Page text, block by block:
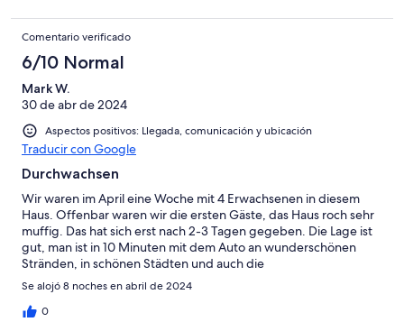
Comentario verificado
6/10 Normal
Mark W.
30 de abr de 2024
Aspectos positivos: Llegada, comunicación y ubicación
Traducir con Google
Durchwachsen
Wir waren im April eine Woche mit 4 Erwachsenen in diesem
Haus. Offenbar waren wir die ersten Gäste, das Haus roch sehr
muffig. Das hat sich erst nach 2-3 Tagen gegeben. Die Lage ist
gut, man ist in 10 Minuten mit dem Auto an wunderschönen
Stränden, in schönen Städten und auch die
Einkaufsmöglichkeiten (Supermärkte, Bäcker) sind nur wenige
Autominuten entfernt. Durch die angrenzenden Pinienwälder
kann man sehr schöne Spaziergänge machen. Die Ausstattung
Se alojó 8 noches en abril de 2024
0